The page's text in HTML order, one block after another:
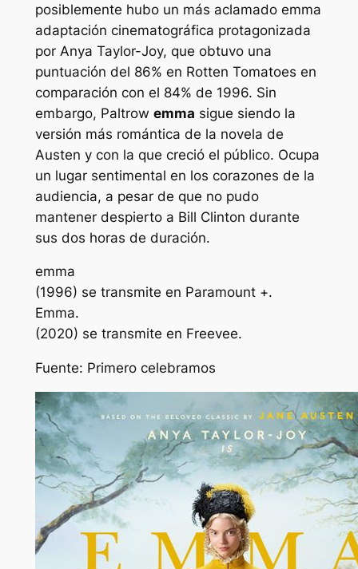
posiblemente hubo un más aclamado emma
adaptación cinematográfica protagonizada
por Anya Taylor-Joy, que obtuvo una
puntuación del 86% en Rotten Tomatoes en
comparación con el 84% de 1996. Sin
embargo, Paltrow emma sigue siendo la
versión más romántica de la novela de
Austen y con la que creció el público. Ocupa
un lugar sentimental en los corazones de la
audiencia, a pesar de que no pudo
mantener despierto a Bill Clinton durante
sus dos horas de duración.
emma
(1996) se transmite en Paramount +.
Emma.
(2020) se transmite en Freevee.
Fuente: Primero celebramos